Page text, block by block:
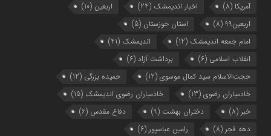
آمریکا (8) اخبار اندیمشک (24) اربعین (10)
اربعین99
(8) استان خوزستان (5)
امام جمعه اندیمشک (12) اندیمشک (41)
انقلاب اسلامی (6) برداشت آزاد (6)
حجت‌الاسلام سید کمال موسوی (12) حمیده بزرگی (12)
خادمیاران رضوی (13) خادمیاران رضوی اندیمشک (15)
خبر (8) دختران بهشت (9) دفاع مقدس (6)
دهه فجر (8) رامین عباسپور (6)